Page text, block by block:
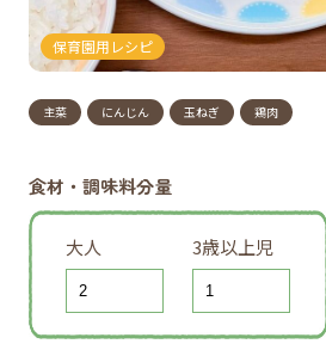
保育園用レシピ
主菜 にんじん 玉ねぎ 鶏肉
食材・調味料分量
大人 3歳以上児